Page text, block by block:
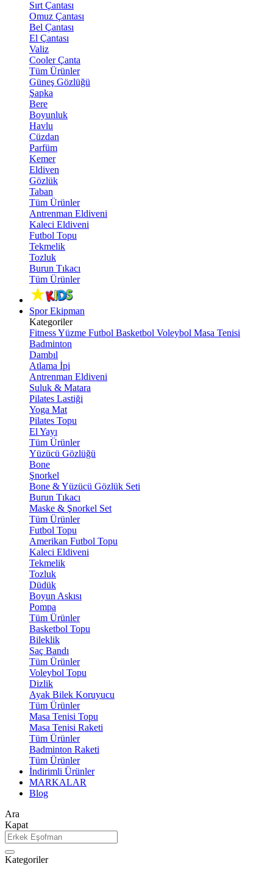
Sırt Çantası
Omuz Çantası
Bel Çantası
El Çantası
Valiz
Cooler Çanta
Tüm Ürünler
Güneş Gözlüğü
Şapka
Bere
Boyunluk
Havlu
Cüzdan
Parfüm
Kemer
Eldiven
Gözlük
Taban
Tüm Ürünler
Antrenman Eldiveni
Kaleci Eldiveni
Futbol Topu
Tekmelik
Tozluk
Burun Tıkacı
Tüm Ürünler
Spor Ekipman
Kategoriler
FitnessYüzme Futbol Basketbol Voleybol Masa Tenisi
Badminton
Dambıl
Atlama İpi
Antrenman Eldiveni
Suluk & Matara
Pilates Lastiği
Yoga Mat
Pilates Topu
El Yayı
Tüm Ürünler
Yüzücü Gözlüğü
Bone
Şnorkel
Bone & Yüzücü Gözlük Seti
Burun Tıkacı
Maske & Şnorkel Set
Tüm Ürünler
Futbol Topu
Amerikan Futbol Topu
Kaleci Eldiveni
Tekmelik
Tozluk
Düdük
Boyun Askısı
Pompa
Tüm Ürünler
Basketbol Topu
Bileklik
Saç Bandı
Tüm Ürünler
Voleybol Topu
Dizlik
Ayak Bilek Koruyucu
Tüm Ürünler
Masa Tenisi Topu
Masa Tenisi Raketi
Tüm Ürünler
Badminton Raketi
Tüm Ürünler
İndirimli Ürünler
MARKALAR
Blog
Ara
Kapat
Kategoriler